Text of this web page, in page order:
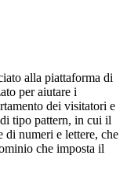
alla piattaforma di
per aiutare i
dei visitatori e
tipo pattern, in cui il
di numeri e lettere, che
che imposta il